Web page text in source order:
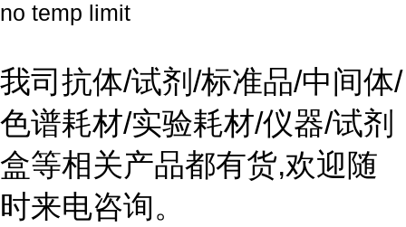
no temp limit
我司抗体/试剂/标准品/中间体/
色谱耗材/实验耗材/仪器/试剂
盒等相关产品都有货,欢迎随
时来电咨询。